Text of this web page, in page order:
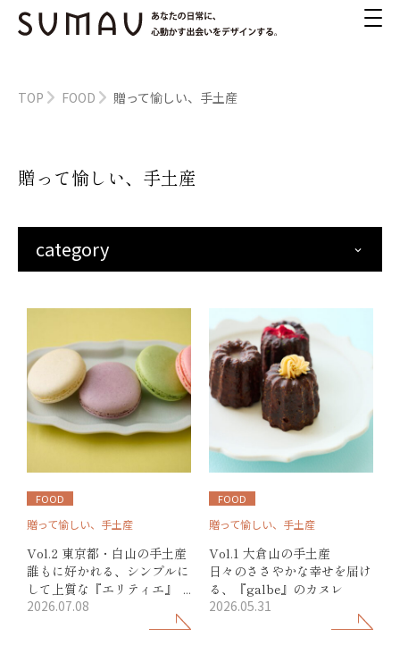
TOP FOOD 贈って愉しい、手土産
贈って愉しい、手土産
category keyboard_arrow_down
FOOD
贈って愉しい、手土産
Vol.2 東京都・白山の手土産
誰もに好かれる、シンプルに
して上質な『エリティエ』の
マカロン
2026.07.08
FOOD
贈って愉しい、手土産
Vol.1 大倉山の手土産
日々のささやかな幸せを届け
る、『galbe』のカヌレ
2026.05.31